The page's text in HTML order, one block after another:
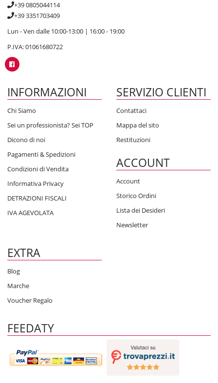
+39 0805044114
+39 3351703409
Lun - Ven dalle 10:00-13:00 | 16:00 - 19:00
P.IVA: 01061680722
INFORMAZIONI
Chi Siamo
Sei un professionista? Sei TOP
Dicono di noi
Pagamenti & Spedizioni
Condizioni di Vendita
Informativa Privacy
DETRAZIONI FISCALI
IVA AGEVOLATA
SERVIZIO CLIENTI
Contattaci
Mappa del sito
Restituzioni
ACCOUNT
Account
Storico Ordini
Lista dei Desideri
Newsletter
EXTRA
Blog
Marche
Voucher Regalo
FEEDATY